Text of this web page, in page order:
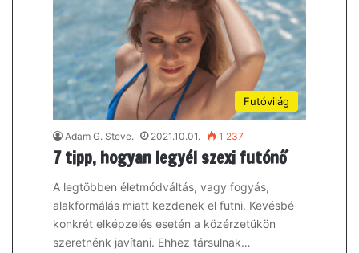
Futóvilág
Adam G. Steve. 2021.10.01. 1 237
7 tipp, hogyan legyél szexi futónő
A legtöbben életmódváltás, vagy fogyás,
alakformálás miatt kezdenek el futni. Kevésbé
konkrét elképzelés esetén a közérzetükön
szeretnénk javítani. Ehhez társulnak…